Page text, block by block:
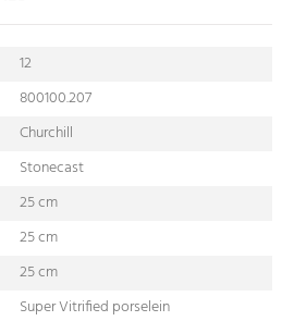
12
800100.207
Churchill
Stonecast
25 cm
25 cm
25 cm
Super Vitrified porselein